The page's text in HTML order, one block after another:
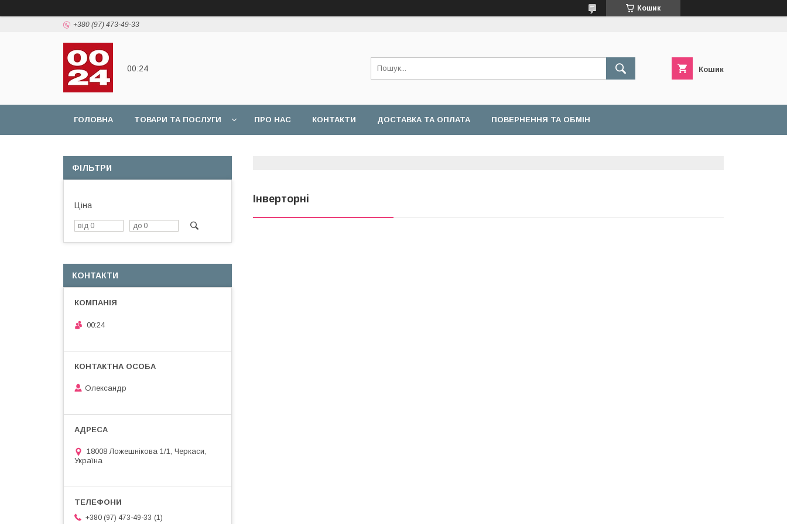
Кошик
+380 (97) 473-49-33
00:24 Кошик
ГОЛОВНА ТОВАРИ ТА ПОСЛУГИ ПРО НАС КОНТАКТИ ДОСТАВКА ТА ОПЛАТА ПОВЕРНЕННЯ ТА ОБМІН
Інверторні
ФІЛЬТРИ
Ціна
КОНТАКТИ
00:24
Олександр
18008 Ложешнікова 1/1, Черкаси,
Україна
+380 (97) 473-49-33 1